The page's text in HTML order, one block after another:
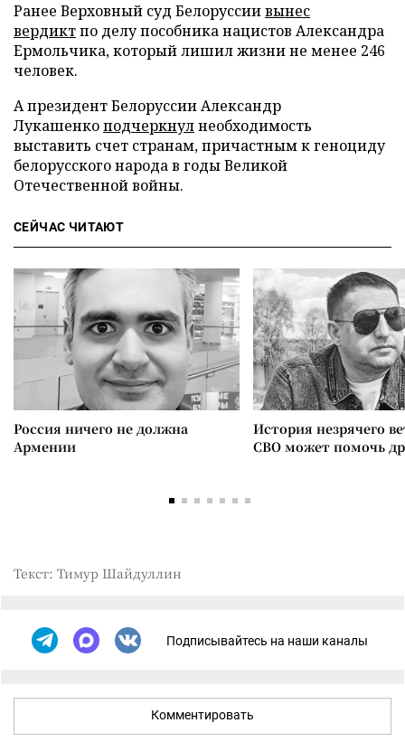
Ранее Верховный суд Белоруссиивынес
вердиктпо делу пособника нацистов Александра
Ермольчика, который лишил жизни не менее 246
человек.
А президент Белоруссии Александр
Лукашенкоподчеркнулнеобходимость
выставить счет странам, причастным к геноциду
белорусского народа в годы Великой
Отечественной войны.
СЕЙЧАС ЧИТАЮТ
Россия ничего не должна
Армении
История незрячего
СВО может помочь
Текст: Тимур Шайдуллин
Подписывайтесь на наши каналы
Комментировать